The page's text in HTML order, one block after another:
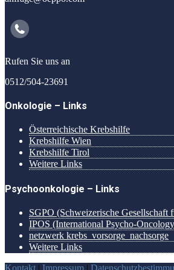
Rufen Sie uns an
0512/504-23691
Onkologie – Links
Österreichische Krebshilfe
Krebshilfe Wien
Krebshilfe Tirol
Weitere Links
Psychoonkologie – Links
SGPO (Schweizerische Gesellschaft
IPOS (International Psycho-
netzwerk krebs_vorsorge_nachsorge
Weitere Links
Kontakt | Impressum |